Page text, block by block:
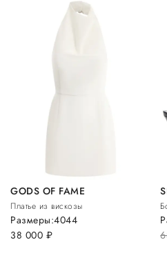
GODS OF FAME
Платье из вискозы
38 000 руб.
Размеры:4044